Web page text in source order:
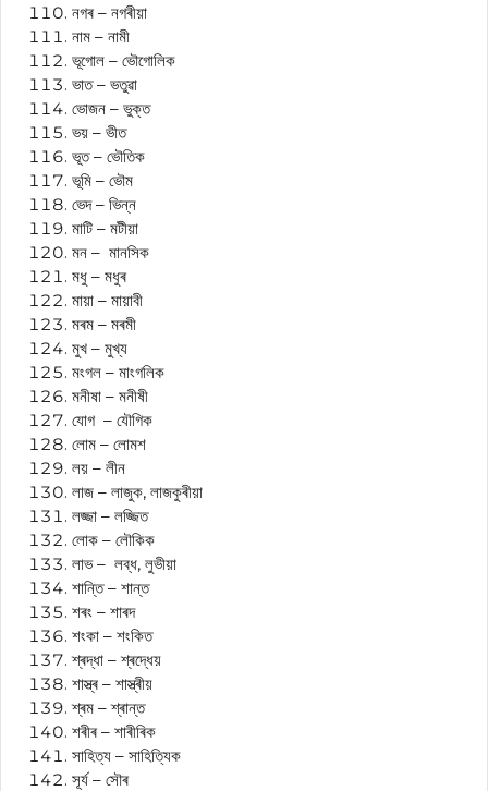
নগৰ – নগৰীয়া
নাম – নামী
ভূগোল – ভৌগোলিক
ভাত – ভতুৱা
ভোজন – ভুক্ত
ভয় – ভীত
ভূত – ভৌতিক
ভূমি – ভৌম
ভেদ – ভিন্ন
মাটি – মটীয়া
মন – মানসিক
মধু – মধুৰ
মায়া – মায়াবী
মৰম – মৰমী
মুখ – মুখ্য
মংগল – মাংগলিক
মনীষা – মনীষী
যোগ – যৌগিক
লোম – লোমশ
লয় – লীন
লাজ – লাজুক, লাজকুৰীয়া
লজ্জা – লজ্জিত
লোক – লৌকিক
লাভ – লব্ধ, লুভীয়া
শান্তি – শান্ত
শৰং – শাৰদ
শংকা – শংকিত
শ্ৰদ্ধা – শ্ৰদ্ধেয়
শাস্ত্ৰ – শাস্ত্ৰীয়
শ্ৰম – শ্ৰান্ত
শৰীৰ – শাৰীৰিক
সাহিত্য – সাহিত্যিক
সূৰ্য – সৌৰ